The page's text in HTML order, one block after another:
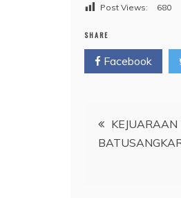
Post Views: 680
SHARE
Facebook
Navigasi
pos